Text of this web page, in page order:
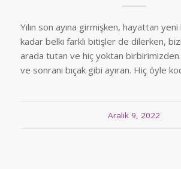
Yılın son ayına girmişken, hayattan yeni
kadar belki farklı bitişler de dilerken,
arada tutan ve hiç yoktan birbirimizden
ve sonranı bıçak gibi ayıran. Hiç öyle
Aralık 9, 2022